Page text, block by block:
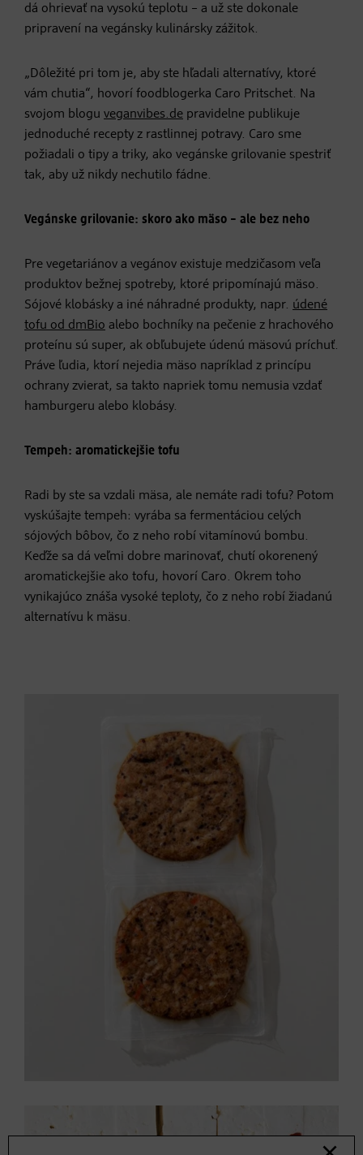
dá ohrievať na vysokú teplotu – a už ste dokonale
pripravení na vegánsky kulinársky zážitok.
„Dôležité pri tom je, aby ste hľadali alternatívy, ktoré
vám chutia“, hovorí foodblogerka Caro Pritschet. Na
svojom blogu veganvibes.de pravidelne publikuje
jednoduché recepty z rastlinnej potravy. Caro sme
požiadali o tipy a triky, ako vegánske grilovanie spestriť
tak, aby už nikdy nechutilo fádne.
Vegánske grilovanie: skoro ako mäso – ale bez neho
Pre vegetariánov a vegánov existuje medzičasom veľa
produktov bežnej spotreby, ktoré pripomínajú mäso.
Sójové klobásky a iné náhradné produkty, napr. údené
tofu od dmBio alebo bochníky na pečenie z hrachového
proteínu sú super, ak obľubujete údenú mäsovú príchuť.
Práve ľudia, ktorí nejedia mäso napríklad z princípu
ochrany zvierat, sa takto napriek tomu nemusia vzdať
hamburgeru alebo klobásy.
Tempeh: aromatickejšie tofu
Radi by ste sa vzdali mäsa, ale nemáte radi tofu? Potom
vyskúšajte tempeh: vyrába sa fermentáciou celých
sójových bôbov, čo z neho robí vitamínovú bombu.
Keďže sa dá veľmi dobre marinovať, chutí okorenený
aromatickejšie ako tofu, hovorí Caro. Okrem toho
vynikajúco znáša vysoké teploty, čo z neho robí žiadanú
alternatívu k mäsu.